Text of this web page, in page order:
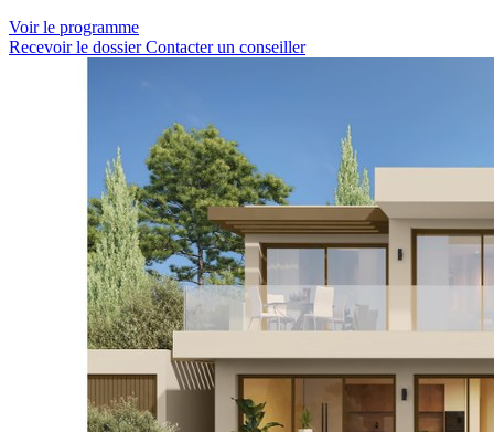
Voir le programme
Recevoir le dossierContacter un conseiller